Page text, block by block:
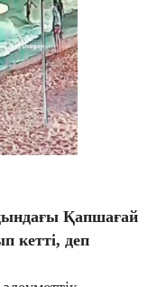
Қапшағай
кетті, деп